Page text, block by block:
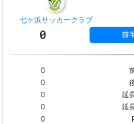
七ヶ浜サッカークラブ
0 前
0
0
0
延
0
延
0